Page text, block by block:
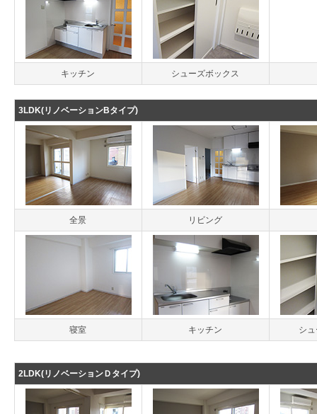
キッチン シューズボックス
3LDK(リノベーションBタイプ)
全景 リビング
寝室 キッチン シ
2LDK(リノベーションＤタイプ)